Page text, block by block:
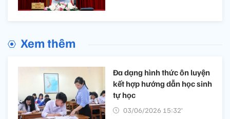
Xem thêm
Đa dạng hình thức ôn luyện
kết hợp hướng dẫn học sinh
tự học
03/06/2026 15:32’